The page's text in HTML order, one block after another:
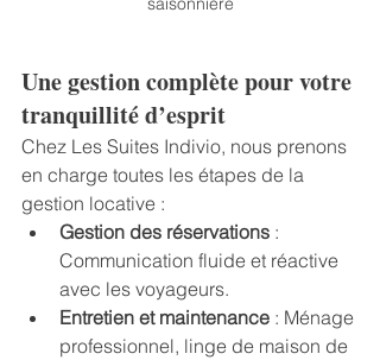
Une gestion complète pour votre
tranquillité d’esprit
Chez Les Suites Indivio, nous prenons
en charge toutes les étapes de la
gestion locative :
Gestion des réservations :
Communication fluide et réactive
avec les voyageurs.
Entretien et maintenance : Ménage
professionnel, linge de maison de